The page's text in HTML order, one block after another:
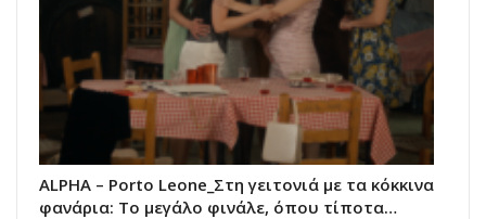
ALPHA – Porto Leone_Στη γειτονιά με τα κόκκινα
φανάρια: Το μεγάλο φινάλε, όπου τίποτα…